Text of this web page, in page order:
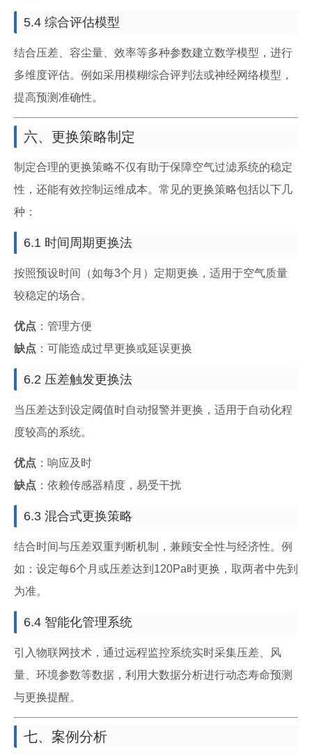
5.4 综合评估模型
结合压差、容尘量、效率等多种参数建立数学模型，进行
多维度评估。例如采用模糊综合评判法或神经网络模型，
提高预测准确性。
六、更换策略制定
制定合理的更换策略不仅有助于保障空气过滤系统的稳定
性，还能有效控制运维成本。常见的更换策略包括以下几
种：
6.1 时间周期更换法
按照预设时间（如每3个月）定期更换，适用于空气质量
较稳定的场合。
优点 ：管理方便
缺点 ：可能造成过早更换或延误更换
6.2 压差触发更换法
当压差达到设定阈值时自动报警并更换，适用于自动化程
度较高的系统。
优点 ：响应及时
缺点 ：依赖传感器精度，易受干扰
6.3 混合式更换策略
结合时间与压差双重判断机制，兼顾安全性与经济性。例
如：设定每6个月或压差达到120Pa时更换，取两者中先到
为准。
6.4 智能化管理系统
引入物联网技术，通过远程监控系统实时采集压差、风
量、环境参数等数据，利用大数据分析进行动态寿命预测
与更换提醒。
七、案例分析